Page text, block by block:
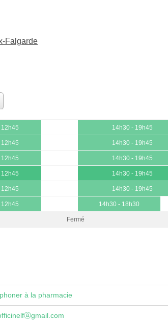
Falgarde
12h45 14h30 - 19h45
12h45 14h30 - 19h45
12h45 14h30 - 19h45
12h45 14h30 - 19h45
12h45 14h30 - 19h45
12h45 14h30 - 18h30
Fermé
à la pharmacie